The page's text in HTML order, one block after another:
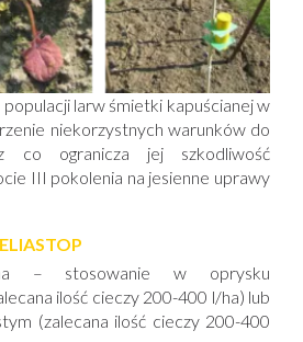
larw śmietki kapuścianej w
niekorzystnych warunków do
co ogranicza jej szkodliwość
III pokolenia na jesienne uprawy
– stosowanie w oprysku
ilość cieczy 200-400 l/ha) lub
(zalecana ilość cieczy 200-400